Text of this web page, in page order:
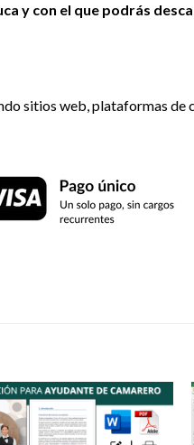
y con el que podrás
sitios web, plataformas de